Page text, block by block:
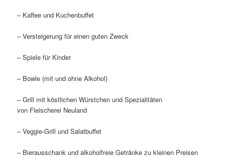
– Kaffee und Kuchenbuffet
– Versteigerung für einen guten Zweck
– Spiele für Kinder
– Bowle (mit und ohne Alkohol)
– Grill mit köstlichen Würstchen und Spezialitäten
von Fleischerei Neuland
– Veggie-Grill und Salatbuffet
– Bierausschank und alkoholfreie Getränke zu kleinen Preisen